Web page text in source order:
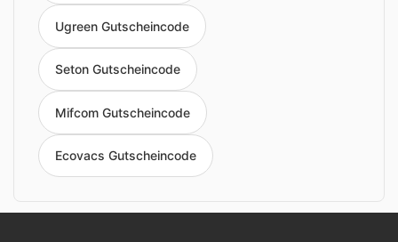
Ugreen Gutscheincode
Seton Gutscheincode
Mifcom Gutscheincode
Ecovacs Gutscheincode